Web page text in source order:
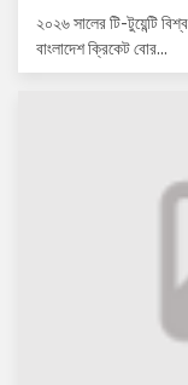
২০২৬ সালের টি-টুয়েন্টি
বাংলাদেশ ক্রিকেট বোর...